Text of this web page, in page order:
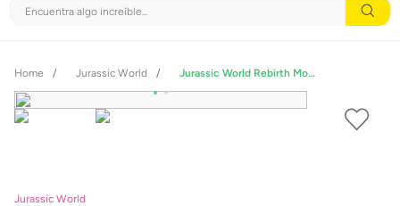
Jurassic World Jurassic World Rebirth Mordida De Ataque Monolophosaurus JGB77
Jurassic World